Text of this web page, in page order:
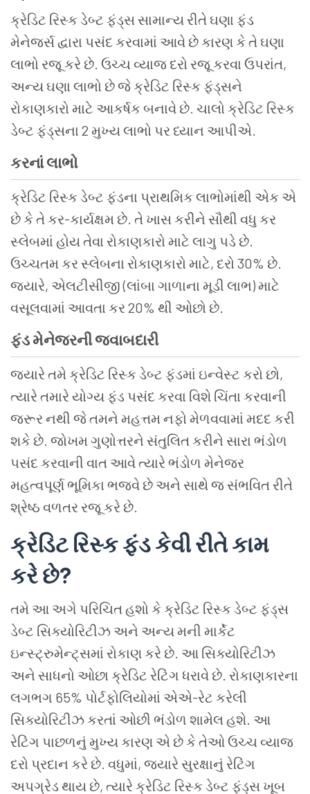
ક્રેડિટ રિસ્ક ડેબ્ટ ફંડ્સ સામાન્ય રીતે ઘણા ફંડ
મેનેજર્સ દ્વારા પસંદ કરવામાં આવે છે કારણ કે તે ઘણા
લાભો રજૂ કરે છે. ઉચ્ચ વ્યાજ દરો રજૂ કરવા ઉપરાંત,
અન્ય ઘણા લાભો છે જે ક્રેડિટ રિસ્ક ફંડ્સને
રોકાણકારો માટે આકર્ષક બનાવે છે. ચાલો ક્રેડિટ રિસ્ક
ડેબ્ટ ફંડ્સના 2 મુખ્ય લાભો પર ધ્યાન આપીએ.
કરનાંલાભો
ક્રેડિટ રિસ્ક ડેબ્ટ ફંડના પ્રાથમિક લાભોમાંથી એક એ
છે કે તે કર-કાર્યક્ષમ છે. તે ખાસ કરીને સૌથી વધુ કર
સ્લેબમાં હોય તેવા રોકાણકારો માટે લાગુ પડે છે.
ઉચ્ચતમ કર સ્લેબના રોકાણકારો માટે, દરો 30% છે.
જ્યારે, એલટીસીજી (લાંબા ગાળાના મૂડી લાભ) માટે
વસૂલવામાં આવતા કર 20% થી ઓછો છે.
ફંડમેનેજરનીજવાબદારી
જ્યારે તમે ક્રેડિટ રિસ્ક ડેબ્ટ ફંડમાં ઇન્વેસ્ટ કરો છો,
ત્યારે તમારે યોગ્ય ફંડ પસંદ કરવા વિશે ચિંતા કરવાની
જરૂર નથી જે તમને મહત્તમ નફો મેળવવામાં મદદ કરી
શકે છે. જોખમ ગુણોત્તરને સંતુલિત કરીને સારા ભંડોળ
પસંદ કરવાની વાત આવે ત્યારે ભંડોળ મેનેજર
મહત્વપૂર્ણ ભૂમિકા ભજવે છે અને સાથે જ સંભવિત રીતે
શ્રેષ્ઠ વળતર રજૂ કરે છે.
ક્રેડિટ રિસ્કફંડકેવીરીતેકામ
કરેછે?
તમે આ અગે પરિચિત હશો કે ક્રેડિટ રિસ્ક ડેબ્ટ ફંડ્સ
ડેબ્ટ સિક્યોરિટીઝ અને અન્ય મની માર્કેટ
ઇન્સ્ટ્રુમેન્ટ્સમાં રોકાણ કરે છે. આ સિક્યોરિટીઝ
અને સાધનો ઓછા ક્રેડિટ રેટિંગ ધરાવે છે. રોકાણકારના
લગભગ 65% પોર્ટફોલિયોમાં એએ-રેટ કરેલી
સિક્યોરિટીઝ કરતાં ઓછી ભંડોળ શામેલ હશે. આ
રેટિંગ પાછળનું મુખ્ય કારણ એ છે કે તેઓ ઉચ્ચ વ્યાજ
દરો પ્રદાન કરે છે. વધુમાં, જ્યારે સુરક્ષાનું રેટિંગ
અપગ્રેડ થાય છે, ત્યારે ક્રેડિટ રિસ્ક ડેબ્ટ ફંડ્સ ખૂબ